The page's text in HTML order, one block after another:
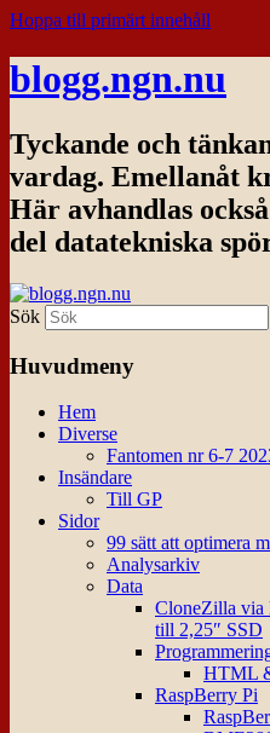
Hoppa till primärt innehåll
blogg.ngn.nu
Tyckande och
vardag. Emellanåt
Här avhandlas
del datatekniska
Sök
Huvudmeny
Hem
Diverse
Fantomen nr 6-7
Insändare
Till GP
Sidor
99 sätt att optimera
Analysarkiv
Data
CloneZilla via
till 2,25″ SSD
HTML
RaspBerry Pi